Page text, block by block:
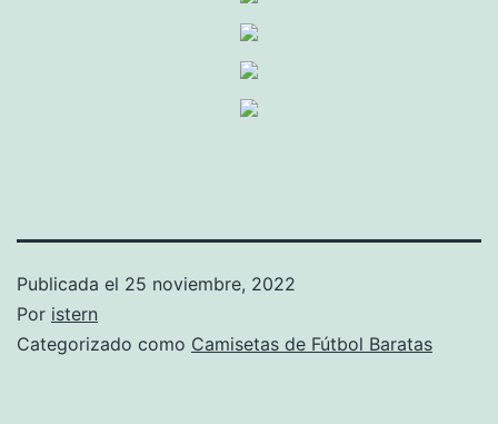
Publicada el 25 noviembre, 2022
Por istern
Categorizado como Camisetas de Fútbol Baratas